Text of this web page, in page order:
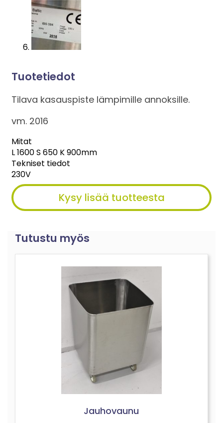
Tuotetiedot
Tilava kasauspiste lämpimille annoksille.
vm. 2016
Mitat
L 1600 S 650 K 900mm
Tekniset tiedot
230V
Kysy lisää tuotteesta
Tutustu myös
Jauhovaunu